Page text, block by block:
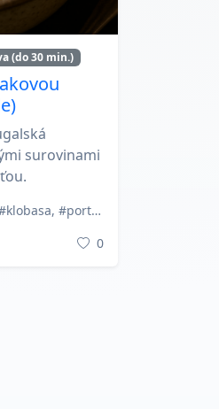
(do 30 min.)
surovinami
#caldoverde, #kelovapolievka, #klobasa, #portugalskakuchyna, #stredomorskerecepty, #zemiaky
0